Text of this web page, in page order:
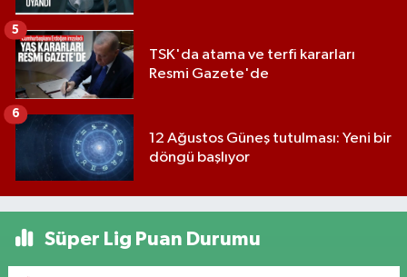
TSK'da atama ve terfi kararları
Resmi Gazete'de
5
12 Ağustos Güneş tutulması: Yeni bir
döngü başlıyor
6
Süper Lig Puan Durumu